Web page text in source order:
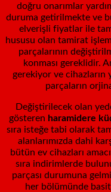
doğru onarımlar
duruma getirilmekte ve
elverişli fiyatlar ile
hususu olan tamirat
parçalarının
konması gereklidir.
gerekiyor ve cihazların
parçaların
Değiştirilecek olan
gösteren haramidere
sıra isteğe tabi olarak
alanlarımızda dahi
bütün ev cihazları
sıra indirimlerde
parçası durumuna
her bölümünde